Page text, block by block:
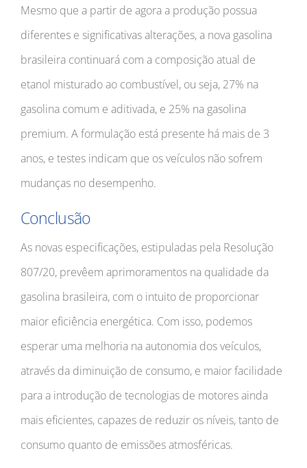
Mesmo que a partir de agora a produção possua
diferentes e significativas alterações, a nova gasolina
brasileira continuará com a composição atual de
etanol misturado ao combustível, ou seja, 27% na
gasolina comum e aditivada, e 25% na gasolina
premium. A formulação está presente há mais de 3
anos, e testes indicam que os veículos não sofrem
mudanças no desempenho.
Conclusão
As novas especificações, estipuladas pela Resolução
807/20, prevêem aprimoramentos na qualidade da
gasolina brasileira, com o intuito de proporcionar
maior eficiência energética. Com isso, podemos
esperar uma melhoria na autonomia dos veículos,
através da diminuição de consumo, e maior facilidade
para a introdução de tecnologias de motores ainda
mais eficientes, capazes de reduzir os níveis, tanto de
consumo quanto de emissões atmosféricas.